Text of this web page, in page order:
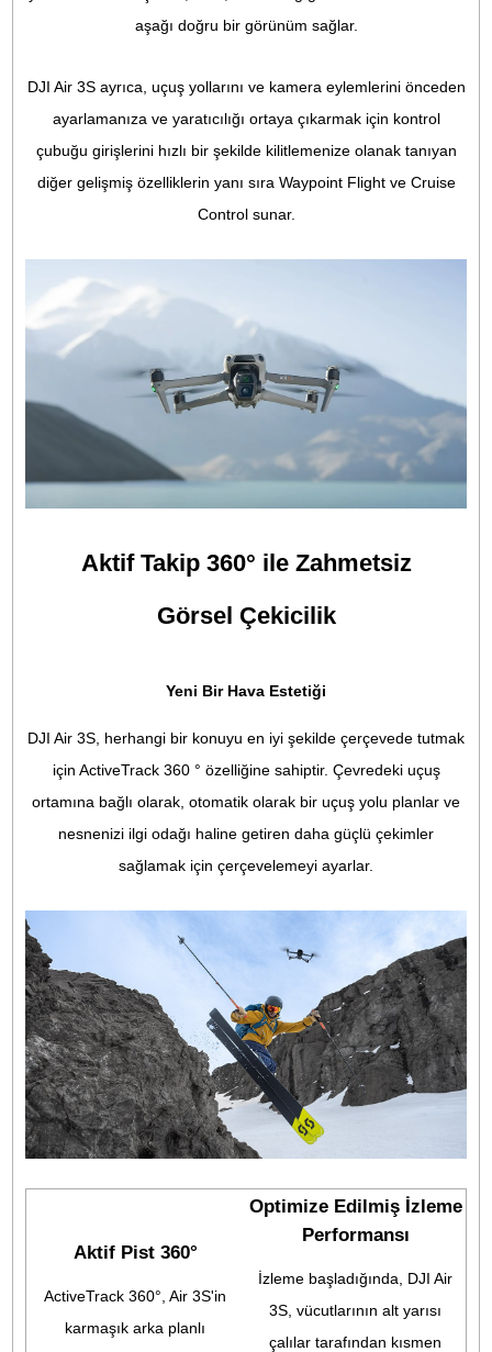
desteklemektedir. Ayrıca, öne bakan LiDAR özelliğine
algılama elde etmek için aşağı doğru kızılötesi uçuş
(ToF) sensörlerine ve altı görüş sensörüne (ön, arka ve
tane) sahiptir [2] .Bu özellik, drone'un uçuş ve dönüş
Nightscape Çok Yönlü Engel
Algılama
Yeni Nesil Akıllı RTH
GPS olmayan RTH
konumlandırma ve harita
oluşturma teknolojileri ile
güçlendirilen DJI Air 3S, yeterli
aydınlatma mevcut olduğunda
uçuş yollarını ezberler. Bu,
balkon gibi uydu sinyallerinin
olmadığı yerlerden kalkış
Gece RTH
Öne bakan LiDAR ile DJI
3S, yüksek binalar gibi
engelleri tespit edebilir ve
düşük ışık koşullarında
etraflarında yukarı doğru
gezinebilir ve geceleri
güvenli dönüşler sağlar.
Gelişmiş Görüş Yardımı